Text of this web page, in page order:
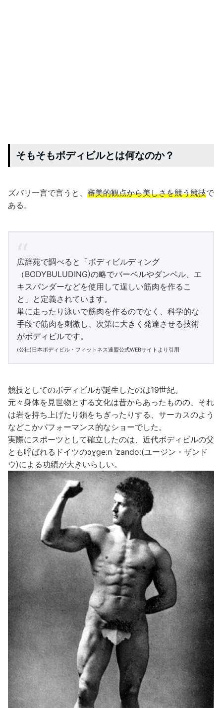
そもそもボディビルとは何なのか？
ズバリ一言で言うと、 審美的観点から美しさを競う競技で
ある。
広辞苑で調べると「ボディビルディング
（BODYBULUDING)の略でバーベルやダンベル、エ
キスパンダーなどを使用して逞しい筋肉を作るこ
と」と定義されています。
単に走ったり泳いで筋肉を作るのでなく、科学的な
手段で筋肉を刺激し、次第に大きく発達させる技術
がボディビルです。
(公社)日本ボディビル・フィットネス連盟公式WEBサイトより引用
競技としてのボディビルが誕生したのは19世紀。
元々身体を見世物とする文化は昔からあったものの、それ
は岩を持ち上げたり鎖をちぎったりする、サーカスのよう
などこかパフォーマンス的なショーでした。
実際にスポーツとして確立したのは、近代ボディビルの父
とも呼ばれるドイツのɔʏ̯ɡeːn ˈzandoː(ユージン・ザンド
ウ)による功績が大きいらしい。